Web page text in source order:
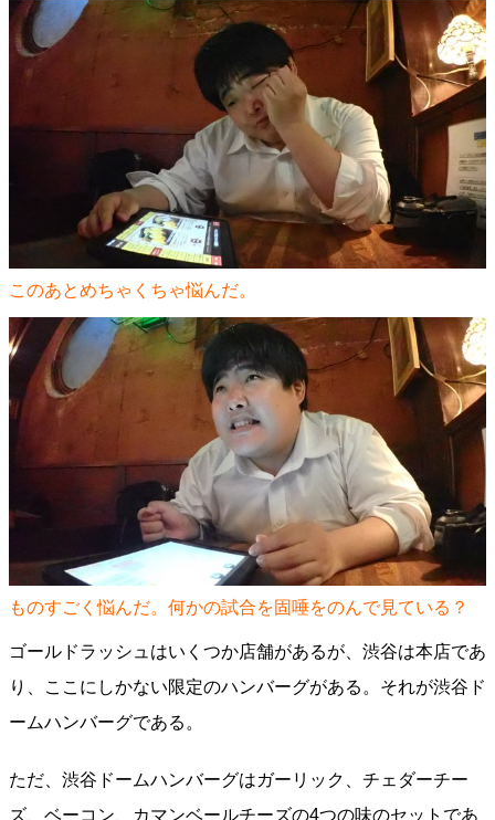
このあとめちゃくちゃ悩んだ。
ものすごく悩んだ。何かの試合を固唾をのんで見ている？
ゴールドラッシュはいくつか店舗があるが、渋谷は本店であ
り、ここにしかない限定のハンバーグがある。それが渋谷ド
ームハンバーグである。
ただ、渋谷ドームハンバーグはガーリック、チェダーチー
ズ、ベーコン、カマンベールチーズの4つの味のセットであ